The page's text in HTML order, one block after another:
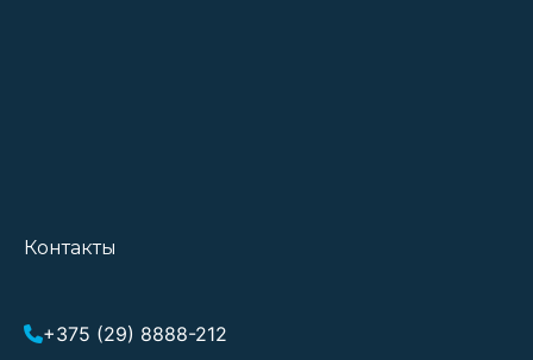
Контакты
+375 (29) 8888-212